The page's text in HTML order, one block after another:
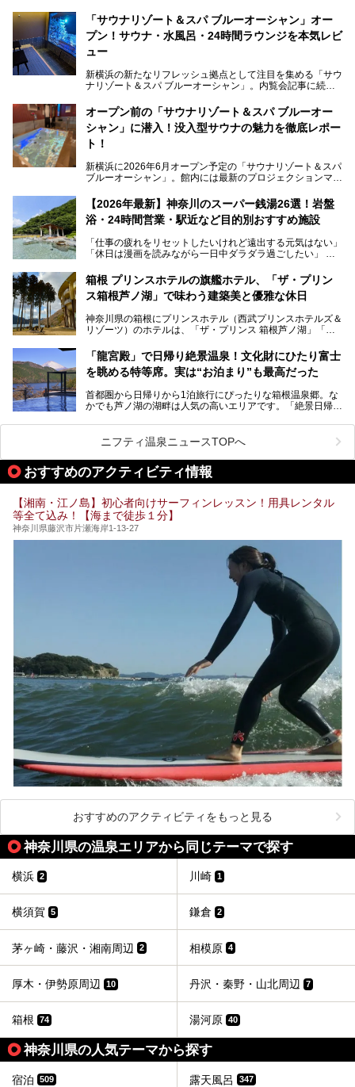
「サウナリゾート＆スパ ブルーオーシャン」オー
プン！サウナ・水風呂・24時間ラウンジを本気レビ
ュー
新横浜の新たなリフレッシュ拠点として注目を集める「サウ
ナリゾート＆スパ ブルーオーシャン」。内覧会記事に続
す。サウナや水風呂の気持ちよさはもちろん、リラックスス
ペースの過ごしやすさまで徹底チェック。新横浜エリアで日
常の疲れをリセットしたい人、ライブやスポーツ観戦遠征組
は必見です。
オープン前の「サウナリゾート＆スパ ブルーオー
シャン」に潜入！没入型サウナの魅力を徹底レポー
ト！
新横浜に2026年6月オープン予定の「サウナリゾート＆スパ
ブルーオーシャン」。館内には最新のプロジェクションマッ
的な“没入感（イマーシブ）”を体験できます。
今回は、そんな大注目の施設に一足先にお邪魔し、その全貌
を見学させていただきました！
サウナ室の中に咲き誇る桜、魚たちが泳ぐ水風呂、そしてバ
リのビーチを思わせる休憩スペース…。驚きの連続だった館
内の様子をレポートします！
【2026年最新】神奈川のスーパー銭湯26選！岩盤
浴・24時間営業・駅近など目的別おすすめ施設
「仕事の疲れをリセットしたいけれど遠出する元気はない」
「休日は漫画を読みながら一日中ダラダラ過ごしたい」
たい」
そんな「癒やされたい」という願いを叶えてくれるのが、神
神奈川県には、サウナや岩盤浴、一日中遊べるエンタメ施設
など、“非日常”を味わえるスーパー銭湯が数多く揃っていま
う」という人も多いはず。
そこで今回は、神奈川県内の人気施設26選を「安さ」「岩
業」「駅近」など、目的別に厳選して紹介します。
今の気分にぴったりの施設を見つけて、最高のリフレッシュ
箱根 プリンスホテルの旗艦ホテル、「ザ・プリン
ス箱根芦ノ湖」で味わう建築美と優雅な休日
神奈川県の箱根にプリンスホテル（西武プリンスホテルズ＆
リゾーツ）のホテルは、「ザ・プリンス 箱根芦ノ湖」「芦
「箱根仙石原プリンスホテル」と4軒あり、今回ご紹介する
「ザ・プリンス 箱根芦ノ湖」は、その中でもフラッグシッ
プ（旗艦）に位置づけられる特別なホテルです。
昭和の日本を代表する建築家の一人、村野藤吾が芦ノ湖の畔
に建てた桃源郷のようなホテルがここ。自家源泉の温泉や、
提供元：株式会社西武・プリンスホテルズワールドワイド
【PR】
この記事はザ・プリンス 箱根芦ノ湖のPR記事です。
「龍宮殿」で日帰り絶景温泉！文化財にひたり富士
を眺める特等席。実は“お泊まり”も最高だった
首都圏から日帰りから1泊旅行にぴったりな箱根温泉郷。な
かでも芦ノ湖の湖畔は人気の高いエリアです。「絶景日帰り
が楽しめるまさに眺望自慢の日帰り温泉。
そしてここは全24室の「箱根 芦ノ湖畔蛸川温泉 龍宮殿」と
して宿泊もできます。宿泊者は「龍宮殿本館」の営業時間に
加えて、朝6時からの宿泊者専用時間帯にも「龍宮殿本館」
のお風呂が利用できます。
今回は日帰り温泉としての「絶景日帰り温泉 龍宮殿本館
（以下、龍宮殿本館）」と、旅館としての「箱根 芦ノ湖畔
蛸川温泉 龍宮殿（以下、龍宮殿）」の両方の魅力をたっぷ
りお伝えします！
ここは箱根神社、九頭龍神社、白龍神社、箱根元宮と箱根の
4つの神社に囲まれたパワースポットです。
提供元：株式会社西武・プリンスホテルズワールドワイド
この記事は箱根 芦ノ湖畔蛸川温泉 龍宮殿のPR記事です。
ニフティ温泉ニュースTOPへ
おすすめのアクティビティ情報
【湘南・江ノ島】初心者向けサーフィンレッスン！用具レンタル
等全て込み！【海まで徒歩１分】
神奈川県藤沢市片瀬海岸1-13-27
おすすめのアクティビティをもっと見る
神奈川県の温泉エリアから同じテーマで探す
横浜 2 川崎 1
横須賀 5 鎌倉 2
茅ヶ崎・藤沢・湘南周辺 2 相模原 4
厚木・伊勢原周辺 10 丹沢・秦野・山北周辺 7
箱根 74 湯河原 40
神奈川県の人気テーマから探す
宿泊 509 露天風呂 347